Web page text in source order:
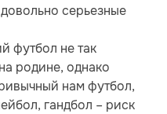
серьезные
футбол не так
родине, однако
нам футбол,
гандбол – риск